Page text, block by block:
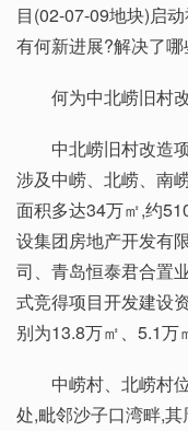
目(02-07-09地块)启
有何新进展?解决了哪
何为中北崂旧村
中北崂旧村改造
涉及中崂、北崂、南
面积多达34万㎡,约
设集团房地产开发有
司、青岛恒泰君合置
式竞得项目开发建设
别为13.8万㎡、5.1万
中崂村、北崂村
处,毗邻沙子口湾畔,